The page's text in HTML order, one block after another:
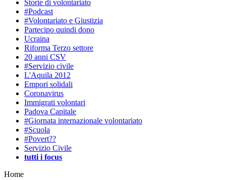
Storie di volontariato
#Podcast
#Volontariato e Giustizia
Partecipo quindi dono
Ucraina
Riforma Terzo settore
20 anni CSV
#Servizio civile
L'Aquila 2012
Empori solidali
Coronavirus
Immigrati volontari
Padova Capitale
#Giornata internazionale volontariato
#Scuola
#Povert??
Servizio Civile
tutti i focus
Home